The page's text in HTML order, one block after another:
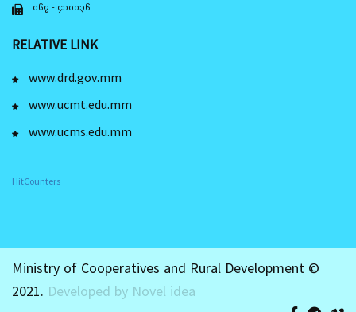
၀၆၇ - ၄၁၀၀၃၆
RELATIVE LINK
www.drd.gov.mm
www.ucmt.edu.mm
www.ucms.edu.mm
HitCounters
Ministry of Cooperatives and Rural Development ©
2021. Developed by Novel idea